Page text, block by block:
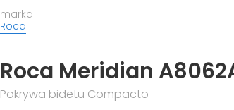
marka
Roca
Roca Meridian
Pokrywa bidetu Compacto